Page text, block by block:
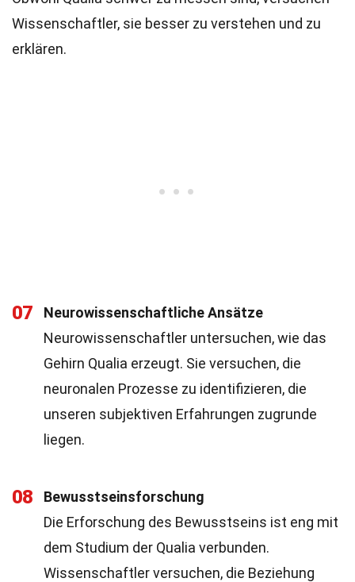
Wissenschaftler, sie besser zu verstehen und zu
erklären.
07
Neurowissenschaftliche Ansätze
Neurowissenschaftler untersuchen, wie das
Gehirn Qualia erzeugt. Sie versuchen, die
neuronalen Prozesse zu identifizieren, die
unseren subjektiven Erfahrungen zugrunde
liegen.
08
Bewusstseinsforschung
Die Erforschung des Bewusstseins ist eng mit
dem Studium der Qualia verbunden.
Wissenschaftler versuchen, die Beziehung